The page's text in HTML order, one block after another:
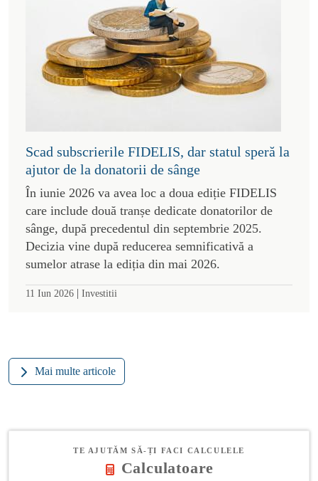
Scad subscrierile FIDELIS, dar statul speră la
ajutor de la donatorii de sânge
În iunie 2026 va avea loc a doua ediție FIDELIS
care include două tranșe dedicate donatorilor de
sânge, după precedentul din septembrie 2025.
Decizia vine după reducerea semnificativă a
sumelor atrase la ediția din mai 2026.
11 Iun 2026 | Investitii
Mai multe articole
TE AJUTĂM SĂ-ȚI FACI CALCULELE
Calculatoare